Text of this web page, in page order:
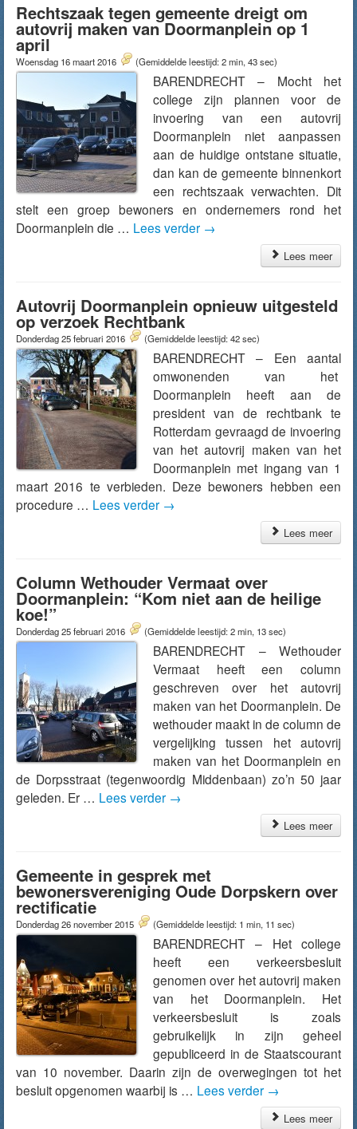
Rechtszaak tegen gemeente dreigt om
autovrij maken van Doormanplein op 1
april
Woensdag 16 maart 2016 (Gemiddelde leestijd: 2 min, 43 sec)
BARENDRECHT – Mocht het
college zijn plannen voor de
invoering van een autovrij
Doormanplein niet aanpassen
aan de huidige ontstane situatie,
dan kan de gemeente binnenkort
een rechtszaak verwachten. Dit
stelt een groep bewoners en ondernemers rond het
Doormanplein die … Lees verder →
Lees meer
Autovrij Doormanplein opnieuw uitgesteld
op verzoek Rechtbank
Donderdag 25 februari 2016 (Gemiddelde leestijd: 42 sec)
BARENDRECHT – Een aantal
omwonenden van het
Doormanplein heeft aan de
president van de rechtbank te
Rotterdam gevraagd de invoering
van het autovrij maken van het
Doormanplein met ingang van 1
maart 2016 te verbieden. Deze bewoners hebben een
procedure … Lees verder →
Lees meer
Column Wethouder Vermaat over
Doormanplein: “Kom niet aan de heilige
koe!”
Donderdag 25 februari 2016 (Gemiddelde leestijd: 2 min, 13 sec)
BARENDRECHT – Wethouder
Vermaat heeft een column
geschreven over het autovrij
maken van het Doormanplein. De
wethouder maakt in de column de
vergelijking tussen het autovrij
maken van het Doormanplein en
de Dorpsstraat (tegenwoordig Middenbaan) zo’n 50 jaar
geleden. Er … Lees verder →
Lees meer
Gemeente in gesprek met
bewonersvereniging Oude Dorpskern over
rectificatie
Donderdag 26 november 2015 (Gemiddelde leestijd: 1 min, 11 sec)
BARENDRECHT – Het college
heeft een verkeersbesluit
genomen over het autovrij maken
van het Doormanplein. Het
verkeersbesluit is zoals
gebruikelijk in zijn geheel
gepubliceerd in de Staatscourant
van 10 november. Daarin zijn de overwegingen tot het
besluit opgenomen waarbij is … Lees verder →
Lees meer